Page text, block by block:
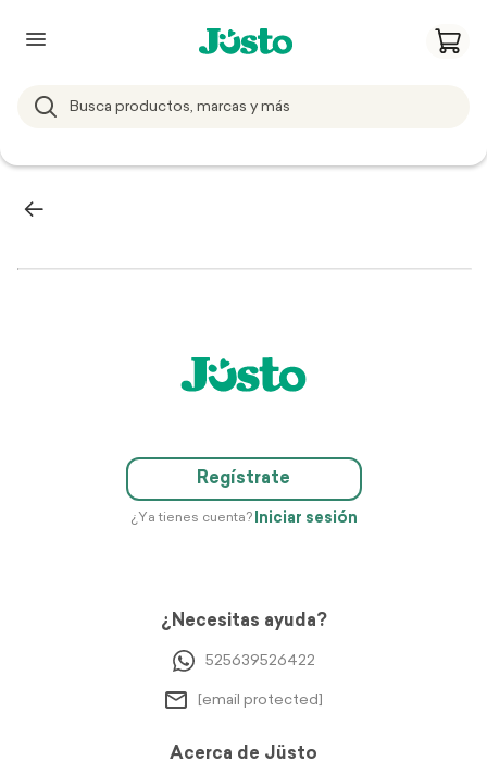
Regístrate
¿Ya tienes cuenta? Iniciar sesión
¿Necesitas ayuda?
525639526422
[email protected]
Acerca de Jüsto